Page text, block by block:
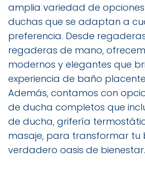
amplia variedad de
duchas que se adaptan a
preferencia. Desde
regaderas de mano,
modernos y elegantes que
experiencia de baño
Además, contamos con
de ducha completos que
de ducha, grifería
masaje, para transformar tu
verdadero oasis de bienestar.